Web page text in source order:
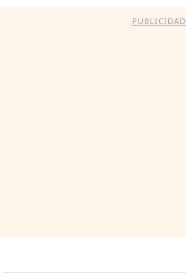
PUBLICIDAD